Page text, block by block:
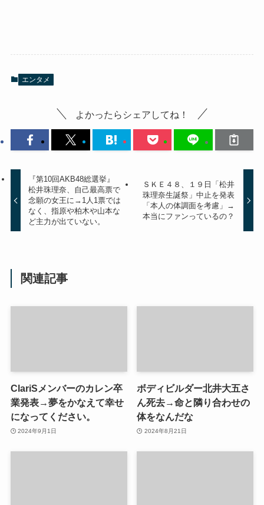
エンタメ
よかったらシェアしてね！
『第10回AKB48総選挙』
松井珠理奈、自己最高票で
念願の女王に→1人1票では
なく、指原や柏木や山本な
ど主力が出ていない。
ＳＫＥ４８、１９日「松井
珠理奈生誕祭」中止を発表
「本人の体調面を考慮」→
本当にファンっているの？
関連記事
ClariSメンバーのカレン卒
業発表→夢をかなえて幸せ
になってください。
2024年9月1日
ボディビルダー北井大五さ
ん死去→命と隣り合わせの
体をなんだな
2024年8月21日